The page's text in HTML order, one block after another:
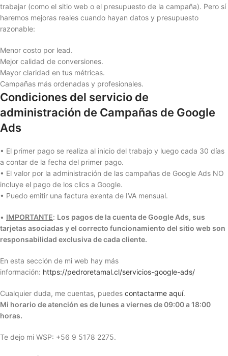
trabajar (como el sitio web o el presupuesto de la campaña). Pero sí
haremos mejoras reales cuando hayan datos y presupuesto
razonable:
Menor costo por lead.
Mejor calidad de conversiones.
Mayor claridad en tus métricas.
Campañas más ordenadas y profesionales.
Condiciones del servicio de
administración de Campañas de Google
Ads
• El primer pago se realiza al inicio del trabajo y luego cada 30 días
a contar de la fecha del primer pago.
• El valor por la administración de las campañas de Google Ads NO
incluye el pago de los clics a Google.
• Puedo emitir una factura exenta de IVA mensual.
• IMPORTANTE: Los pagos de la cuenta de Google Ads, sus
tarjetas asociadas y el correcto funcionamiento del sitio web son
responsabilidad exclusiva de cada cliente.
En esta sección de mi web hay más
información: https://pedroretamal.cl/servicios-google-ads/
Cualquier duda, me cuentas, puedes contactarme aquí.
Mi horario de atención es de lunes a viernes de 09:00 a 18:00
horas.
Te dejo mi WSP: +56 9 5178 2275.